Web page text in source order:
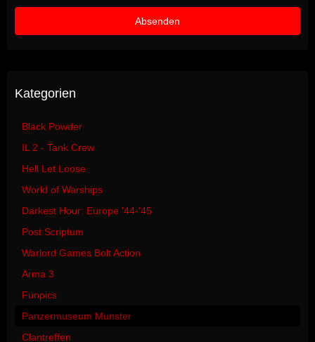
Kategorien
Black Powder
IL 2 - Tank Crew
Hell Let Loose
World of Warships
Darkest Hour: Europe '44-'45
Post Scriptum
Warlord Games Bolt Action
Arma 3
Funpics
Panzermuseum Munster
Clantreffen